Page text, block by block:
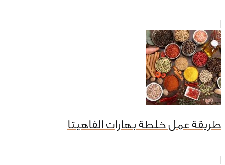
طريقة عمل خلطة بهارات الفاهيتا